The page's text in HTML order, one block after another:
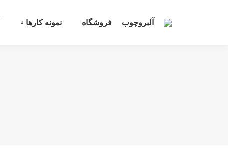
آلبروچوب فروشگاه نمونه کارها